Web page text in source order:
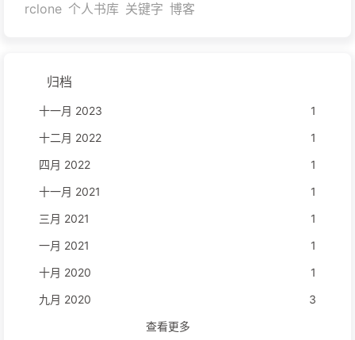
rclone 个人书库 关键字 博客
归档
十一月 2023
1
十二月 2022
1
四月 2022
1
十一月 2021
1
三月 2021
1
一月 2021
1
十月 2020
1
九月 2020
3
查看更多